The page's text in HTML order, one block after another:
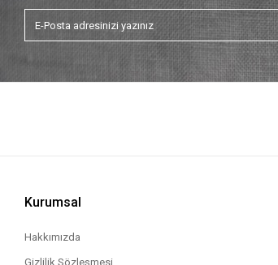
Kurumsal
Hakkımızda
Gizlilik Sözleşmesi